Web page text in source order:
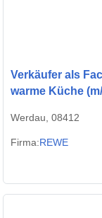
Verkäufer als
warme Küche
Werdau, 08412
Firma:REWE